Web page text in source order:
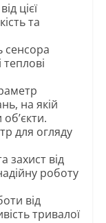
цієї
та
сенсора
на якій
для огляду
захист від
роботу
від
тривалої